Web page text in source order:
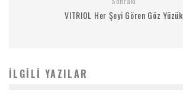
VITRIOL Her Şeyi Gören Göz Yüzük
İLGILI YAZILAR